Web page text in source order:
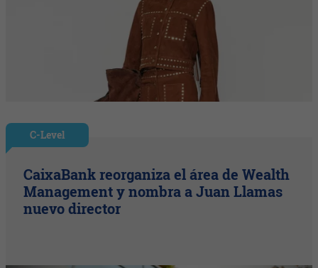
C-Level
CaixaBank reorganiza el área de Wealth
Management y nombra a Juan Llamas
nuevo director